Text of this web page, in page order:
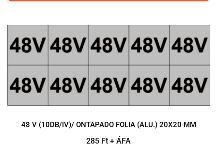
48 V (10DB/ÍV)/ ÖNTAPADÓ FÓLIA (ALU.) 20X20 MM
285 Ft + ÁFA